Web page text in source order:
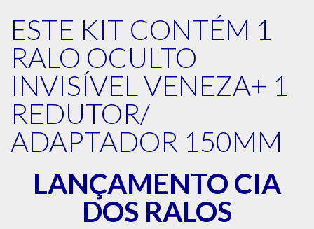
ESTE KIT CONTÉM 1
RALO OCULTO
INVISÍVEL VENEZA+ 1
REDUTOR/
ADAPTADOR 150MM
LANÇAMENTO CIA
DOS RALOS